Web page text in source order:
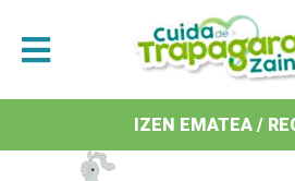
Antolatzaileak /
IZEN EMATEA /